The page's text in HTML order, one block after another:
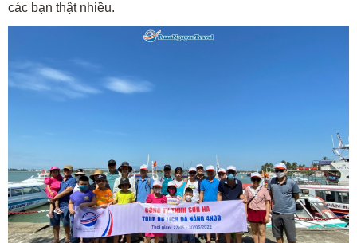
các bạn thật nhiều.